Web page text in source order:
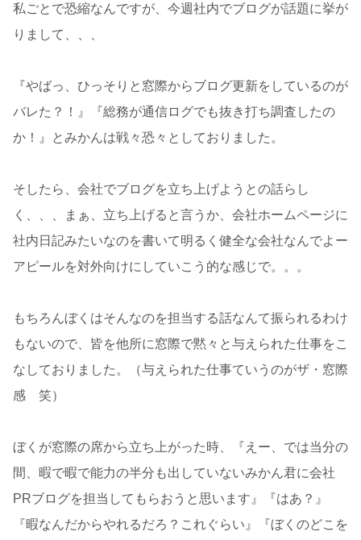
私ごとで恐縮なんですが、今週社内でブログが話題に挙が
りまして、、、
『やばっ、ひっそりと窓際からブログ更新をしているのが
バレた？！』『総務が通信ログでも抜き打ち調査したの
か！』とみかんは戦々恐々としておりました。
そしたら、会社でブログを立ち上げようとの話らし
く、、、まぁ、立ち上げると言うか、会社ホームページに
社内日記みたいなのを書いて明るく健全な会社なんでよー
アピールを対外向けにしていこう的な感じで。。。
もちろんぼくはそんなのを担当する話なんて振られるわけ
もないので、皆を他所に窓際で黙々と与えられた仕事をこ
なしておりました。（与えられた仕事ていうのがザ・窓際
感 笑）
ぼくが窓際の席から立ち上がった時、『えー、では当分の
間、暇で暇で能力の半分も出していないみかん君に会社
PRブログを担当してもらおうと思います』『はあ？』
『暇なんだからやれるだろ？これぐらい』『ぼくのどこを